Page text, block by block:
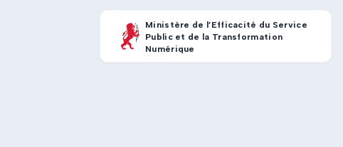
Ministère de l’Efficacité du Service
Public et de la Transformation
Numérique